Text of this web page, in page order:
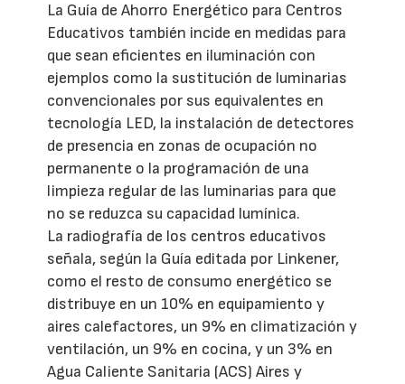
La Guía de Ahorro Energético para Centros
Educativos también incide en medidas para
que sean eficientes en iluminación con
ejemplos como la sustitución de luminarias
convencionales por sus equivalentes en
tecnología LED, la instalación de detectores
de presencia en zonas de ocupación no
permanente o la programación de una
limpieza regular de las luminarias para que
no se reduzca su capacidad lumínica.
La radiografía de los centros educativos
señala, según la Guía editada por Linkener,
como el resto de consumo energético se
distribuye en un 10% en equipamiento y
aires calefactores, un 9% en climatización y
ventilación, un 9% en cocina, y un 3% en
Agua Caliente Sanitaria (ACS) Aires y